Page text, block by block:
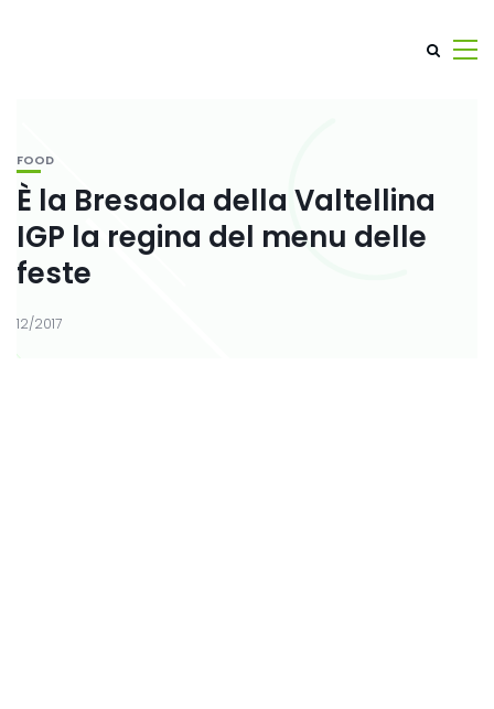
FOOD
È la Bresaola della Valtellina
IGP la regina del menu delle
feste
12/2017